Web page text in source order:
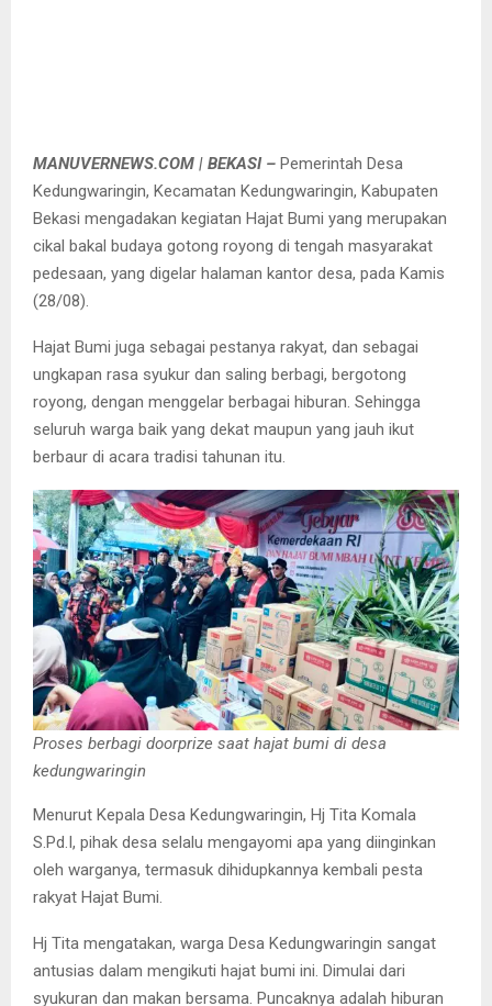
MANUVERNEWS.COM | BEKASI – Pemerintah Desa
Kedungwaringin, Kecamatan Kedungwaringin, Kabupaten
Bekasi mengadakan kegiatan Hajat Bumi yang merupakan
cikal bakal budaya gotong royong di tengah masyarakat
pedesaan, yang digelar halaman kantor desa, pada Kamis
(28/08).
Hajat Bumi juga sebagai pestanya rakyat, dan sebagai
ungkapan rasa syukur dan saling berbagi, bergotong
royong, dengan menggelar berbagai hiburan. Sehingga
seluruh warga baik yang dekat maupun yang jauh ikut
berbaur di acara tradisi tahunan itu.
Proses berbagi doorprize saat hajat bumi di desa
kedungwaringin
Menurut Kepala Desa Kedungwaringin, Hj Tita Komala
S.Pd.I, pihak desa selalu mengayomi apa yang diinginkan
oleh warganya, termasuk dihidupkannya kembali pesta
rakyat Hajat Bumi.
Hj Tita mengatakan, warga Desa Kedungwaringin sangat
antusias dalam mengikuti hajat bumi ini. Dimulai dari
syukuran dan makan bersama. Puncaknya adalah hiburan